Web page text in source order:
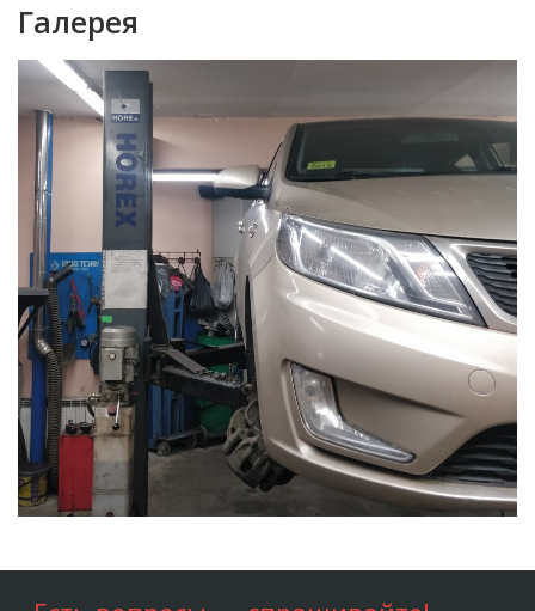
Галерея